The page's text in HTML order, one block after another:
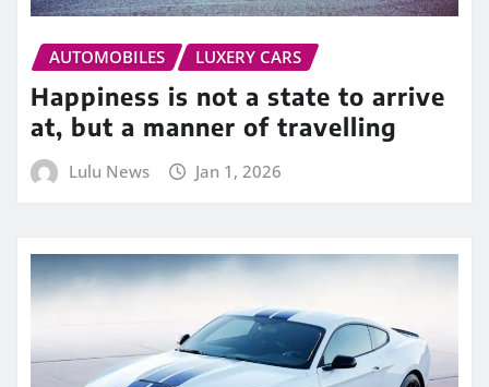
AUTOMOBILES LUXERY CARS
Happiness is not a state to arrive
at, but a manner of travelling
Lulu News Jan 1, 2026